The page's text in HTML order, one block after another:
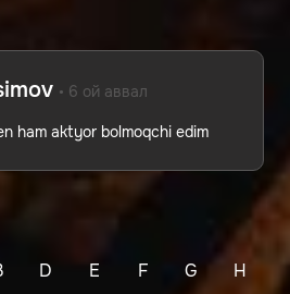
• 6 ой аввал
ham aktyor bolmoqchi edim
D E F G
H